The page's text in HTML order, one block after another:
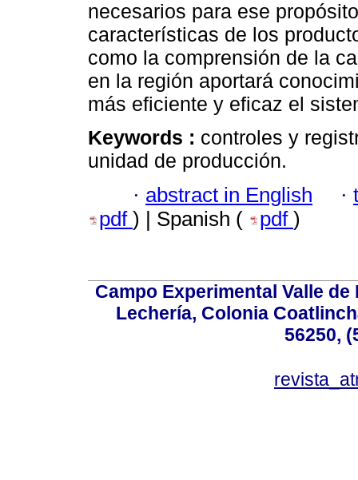
necesarios para ese
características de los
como la comprensión de la
en la región aportará
más eficiente y eficaz el
Keywords : controles y
unidad de producción.
· abstract in English ·
pdf ) | Spanish ( pdf )
Campo Experimental Valle
Lechería, Colonia
56250,